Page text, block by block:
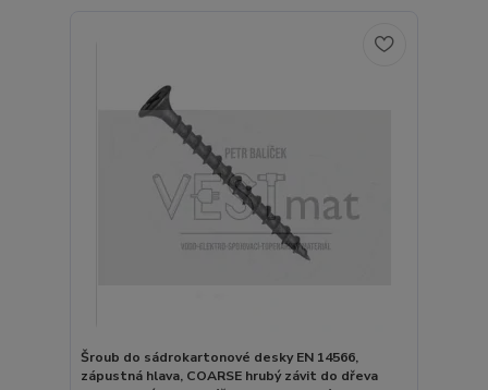
Šroub do sádrokartonové desky EN 14566,
zápustná hlava, COARSE hrubý závit do dřeva